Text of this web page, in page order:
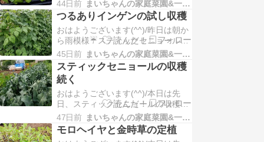
モ デストロイヤーの収穫の様子をお
届けします！…
とピーマン、甘とう美人の支柱をし
っかりと止めてきました。今回の台
風は雨台風のようですが、備えあれ
ば患いなしです (^.^)ところで本日
は、先日花オクラの定植作業の様子
をお届けしま…
44日前 まいちゃんの家庭菜園&一人農業
つるありインゲンの試し収穫
おはようございます(^^)/昨日は朝か
ら雨模様☔スティックセニョールと
春菊を直売所わくわく広場へ納品し
て、後は休農日にして、サウナに
GOしました！！久しぶりのサウ
ナ。。。 すっかり整いました (*^^*)
帰りには最近お気に入りのヤオコー
のお弁当を買って一人で昼飲みをし
ました！！夕…
45日前 まいちゃんの家庭菜園&一人農業
スティックセニョールの収穫
続く
おはようございます(^^)/本日は先
日、スティックセニョールの収穫が
続いている様子をお届けします！！
スティックセニョール。。。種蒔き
後１０３日経過 （種蒔き３/９）ス
47日前 まいちゃんの家庭菜園&一人農業
モロヘイヤと金時草の定植